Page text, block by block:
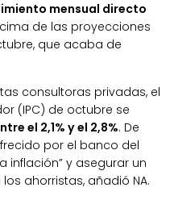
mensual directo
de las proyecciones
que acaba de
consultoras privadas, el
(IPC) de octubre se
el 2,1% y el 2,8%. De
por el banco del
inflación” y asegurar un
ahorristas, añadió NA.